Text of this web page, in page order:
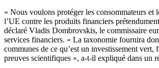
« Nous voulons protéger les consommateurs et
l’UE contre les produits financiers
déclaré Vladis Dombrovskis, le commissaire
services financiers. « La taxonomie fournira
communes de ce qu’est un investissement vert,
preuves scientifiques », a-t-il expliqué dans un